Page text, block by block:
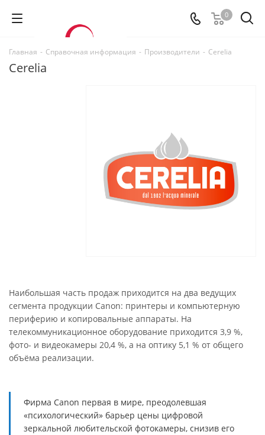
0
Главная - Справочная информация - Производители - Cerelia
Cerelia
Наибольшая часть продаж приходится на два ведущих
сегмента продукции Canon: принтеры и компьютерную
периферию и копировальные аппараты. На
телекоммуникационное оборудование приходится 3,9 %,
фото- и видеокамеры 20,4 %, а на оптику 5,1 % от общего
объёма реализации.
Фирма Canon первая в мире, преодолевшая
«психологический» барьер цены цифровой
зеркальной любительской фотокамеры, снизив его